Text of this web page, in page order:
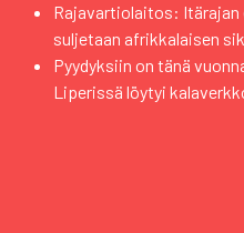
Rajavartiolaitos:
suljetaan afrikkalaisen
Pyydyksiin on tänä
Liperissä löytyi